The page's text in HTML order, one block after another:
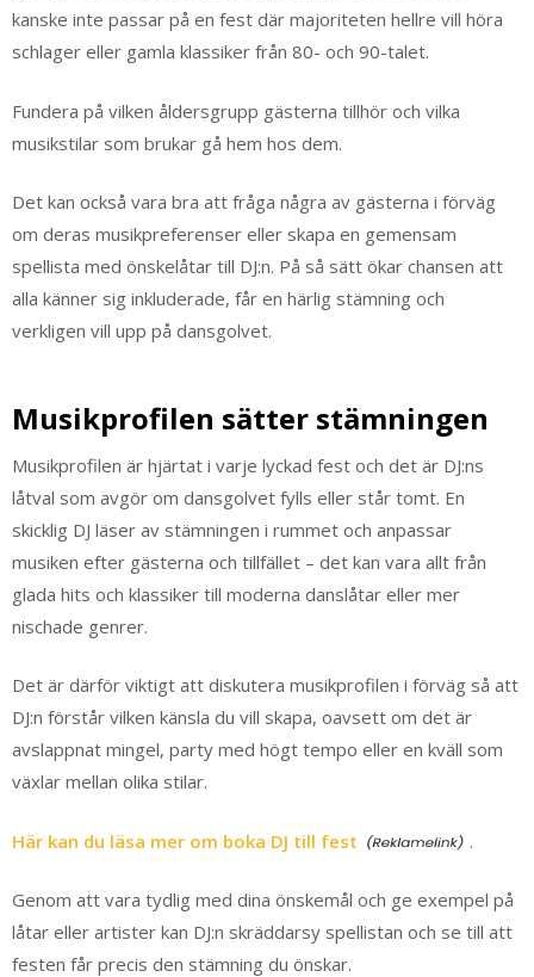
kanske inte passar på en fest där majoriteten hellre vill höra
schlager eller gamla klassiker från 80- och 90-talet.
Fundera på vilken åldersgrupp gästerna tillhör och vilka
musikstilar som brukar gå hem hos dem.
Det kan också vara bra att fråga några av gästerna i förväg
om deras musikpreferenser eller skapa en gemensam
spellista med önskelåtar till DJ:n. På så sätt ökar chansen att
alla känner sig inkluderade, får en härlig stämning och
verkligen vill upp på dansgolvet.
Musikprofilen sätter stämningen
Musikprofilen är hjärtat i varje lyckad fest och det är DJ:ns
låtval som avgör om dansgolvet fylls eller står tomt. En
skicklig DJ läser av stämningen i rummet och anpassar
musiken efter gästerna och tillfället – det kan vara allt från
glada hits och klassiker till moderna danslåtar eller mer
nischade genrer.
Det är därför viktigt att diskutera musikprofilen i förväg så att
DJ:n förstår vilken känsla du vill skapa, oavsett om det är
avslappnat mingel, party med högt tempo eller en kväll som
växlar mellan olika stilar.
Här kan du läsa mer om boka DJ till fest .
Genom att vara tydlig med dina önskemål och ge exempel på
låtar eller artister kan DJ:n skräddarsy spellistan och se till att
festen får precis den stämning du önskar.